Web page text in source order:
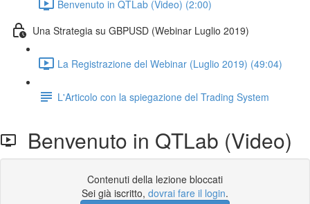
Benvenuto in QTLab (Video) (2:00)
Una Strategia su GBPUSD (Webinar Luglio 2019)
La Registrazione del Webinar (Luglio 2019) (49:04)
L'Articolo con la spiegazione del Trading System
Benvenuto in QTLab (Video)
Contenuti della lezione bloccati
Sei già iscritto, dovrai fare il login.